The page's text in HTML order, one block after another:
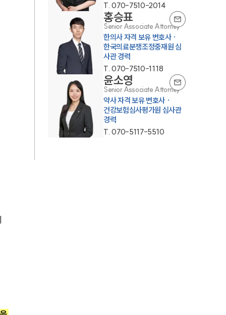
T.070-7510-2014
홍승표
Senior Associate Attorney
한의사 자격 보유 변호사 ·
한국의료분쟁조정중재원 심
사관 경력
T.070-7510-1118
윤소영
Senior Associate Attorney
약사 자격 보유 변호사 ·
건강보험심사평가원 심사관
경력
T.070-5117-5510